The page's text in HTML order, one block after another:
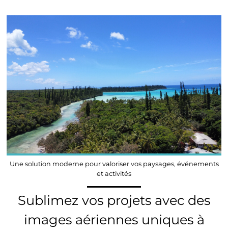
Une solution moderne pour valoriser vos paysages, événements
et activités
Sublimez vos projets avec des
images aériennes uniques à